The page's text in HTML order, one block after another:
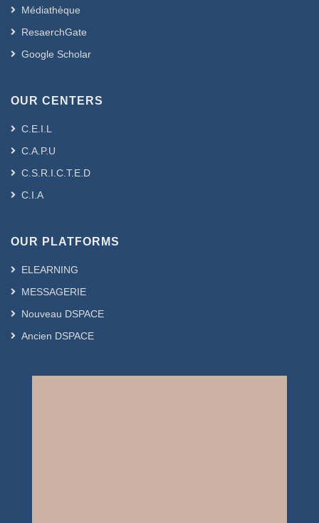
Médiathèque
ResaerchGate
Google Scholar
OUR CENTERS
C.E.I.L
C.A.P.U
C.S.R.I.C.T.E.D
C.I.A
OUR PLATFORMS
ELEARNING
MESSAGERIE
Nouveau DSPACE
Ancien DSPACE